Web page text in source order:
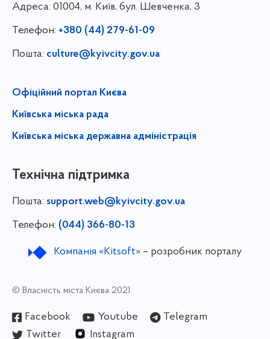
Адреса: 01004, м. Київ, бул. Шевченка, 3
Телефон: +380 (44) 279-61-09
Пошта: culture@kyivcity.gov.ua
Офіційний портал Києва
Київська міська рада
Київська міська державна адміністрація
Технічна підтримка
Пошта: support.web@kyivcity.gov.ua
Телефон: (044) 366-80-13
Компанія «Kitsoft»– розробник порталу
© Власність міста Києва 2021
Facebook Youtube
Telegram
Twitter
Instagram